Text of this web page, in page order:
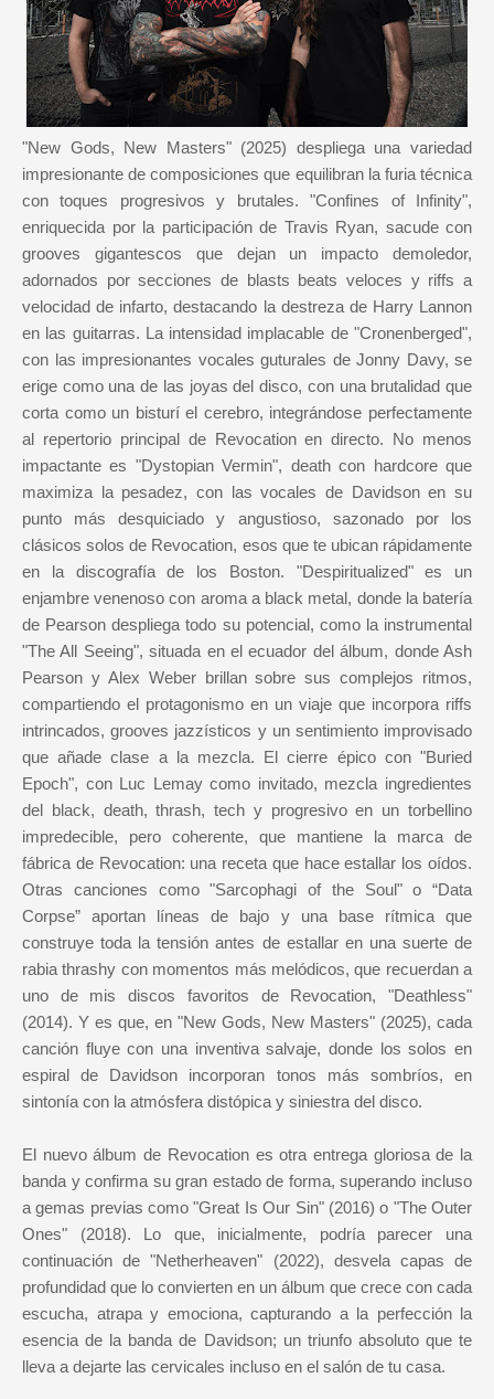
"New Gods, New Masters" (2025) despliega una variedad
impresionante de composiciones que equilibran la furia técnica
con toques progresivos y brutales. "Confines of Infinity",
enriquecida por la participación de Travis Ryan, sacude con
grooves gigantescos que dejan un impacto demoledor,
adornados por secciones de blasts beats veloces y riffs a
velocidad de infarto, destacando la destreza de Harry Lannon
en las guitarras. La intensidad implacable de "Cronenberged",
con las impresionantes vocales guturales de Jonny Davy, se
erige como una de las joyas del disco, con una brutalidad que
corta como un bisturí el cerebro, integrándose perfectamente
al repertorio principal de Revocation en directo. No menos
impactante es "Dystopian Vermin", death con hardcore que
maximiza la pesadez, con las vocales de Davidson en su
punto más desquiciado y angustioso, sazonado por los
clásicos solos de Revocation, esos que te ubican rápidamente
en la discografía de los Boston. "Despiritualized" es un
enjambre venenoso con aroma a black metal, donde la batería
de Pearson despliega todo su potencial, como la instrumental
"The All Seeing", situada en el ecuador del álbum, donde Ash
Pearson y Alex Weber brillan sobre sus complejos ritmos,
compartiendo el protagonismo en un viaje que incorpora riffs
intrincados, grooves jazzísticos y un sentimiento improvisado
que añade clase a la mezcla. El cierre épico con "Buried
Epoch", con Luc Lemay como invitado, mezcla ingredientes
del black, death, thrash, tech y progresivo en un torbellino
impredecible, pero coherente, que mantiene la marca de
fábrica de Revocation: una receta que hace estallar los oídos.
Otras canciones como "Sarcophagi of the Soul" o “Data
Corpse” aportan líneas de bajo y una base rítmica que
construye toda la tensión antes de estallar en una suerte de
rabia thrashy con momentos más melódicos, que recuerdan a
uno de mis discos favoritos de Revocation, "Deathless"
(2014). Y es que, en "New Gods, New Masters" (2025), cada
canción fluye con una inventiva salvaje, donde los solos en
espiral de Davidson incorporan tonos más sombríos, en
sintonía con la atmósfera distópica y siniestra del disco.
El nuevo álbum de Revocation es otra entrega gloriosa de la
banda y confirma su gran estado de forma, superando incluso
a gemas previas como "Great Is Our Sin" (2016) o "The Outer
Ones" (2018). Lo que, inicialmente, podría parecer una
continuación de "Netherheaven" (2022), desvela capas de
profundidad que lo convierten en un álbum que crece con cada
escucha, atrapa y emociona, capturando a la perfección la
esencia de la banda de Davidson; un triunfo absoluto que te
lleva a dejarte las cervicales incluso en el salón de tu casa.